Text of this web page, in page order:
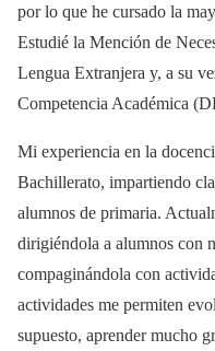
por lo que he cursado la
Estudié la Mención de
Lengua Extranjera y, a su
Competencia Académica
Mi experiencia en la
Bachillerato, impartiendo
alumnos de primaria.
dirigiéndola a alumnos con
compaginándola con
actividades me permiten
supuesto, aprender mucho